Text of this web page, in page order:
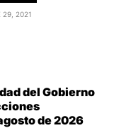
29, 2021
del Gobierno
de 2026